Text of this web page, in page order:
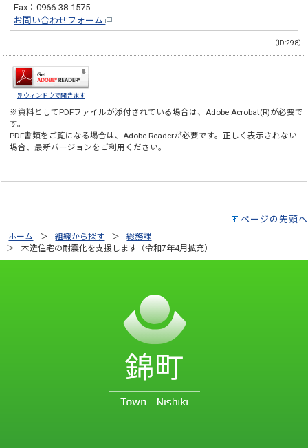
Fax：0966-38-1575
お問い合わせフォーム
（ID:298）
別ウィンドウで開きます
※資料としてPDFファイルが添付されている場合は、Adobe Acrobat(R)が必要で
す。
PDF書類をご覧になる場合は、Adobe Readerが必要です。正しく表示されない
場合、最新バージョンをご利用ください。
ページの先頭へ
ホーム 組織から探す
総務課
木造住宅の耐震化を支援します（令和7年4月拡充）